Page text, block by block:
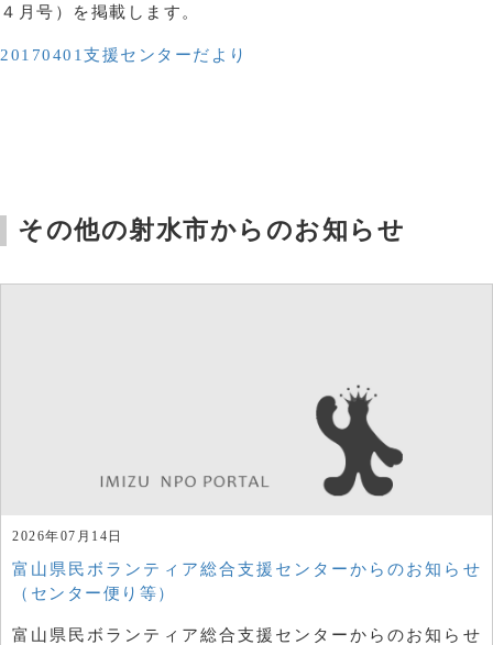
４月号）を掲載します。
20170401支援センターだより
その他の射水市からのお知らせ
2026年07月14日
富山県民ボランティア総合支援センターからのお知らせ
（センター便り等）
富山県民ボランティア総合支援センターからのお知らせ